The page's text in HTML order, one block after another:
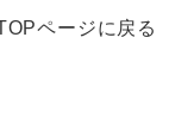
ページに戻る